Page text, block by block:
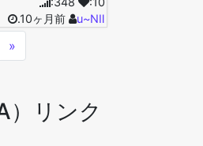
.10ヶ月前 u~NⅡ
»
）リンク